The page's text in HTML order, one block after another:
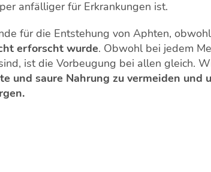
anfälliger für Erkrankungen ist.
für die Entstehung von Aphten,
erforscht wurde. Obwohl bei jedem
ist die Vorbeugung bei allen gleich.
und saure Nahrung zu vermeiden und